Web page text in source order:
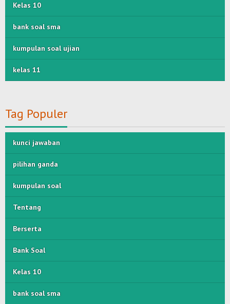
Kelas 10
bank soal sma
kumpulan soal ujian
kelas 11
Tag Populer
kunci jawaban
pilihan ganda
kumpulan soal
Tentang
Berserta
Bank Soal
Kelas 10
bank soal sma